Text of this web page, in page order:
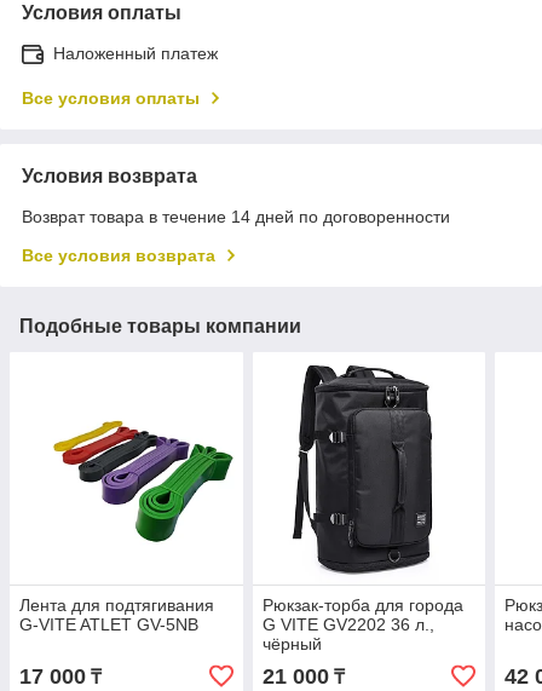
Условия оплаты
Наложенный платеж
Все условия оплаты
Условия возврата
Возврат товара в течение 14 дней по договоренности
Все условия возврата
Подобные товары компании
Лента для подтягивания
G-VITE ATLET GV-5NB
17 000 ₸
Рюкзак-торба для города
G VITE GV2202 36 л.,
чёрный
21 000₸ 42